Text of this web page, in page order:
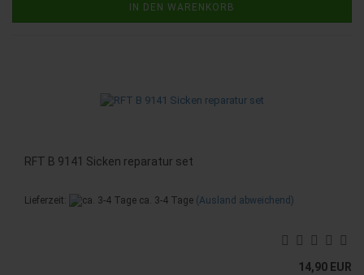
IN DEN WARENKORB
RFT B 9141 Sicken reparatur set
Lieferzeit: ca. 3-4 Tage (Ausland abweichend)
14,90 EUR